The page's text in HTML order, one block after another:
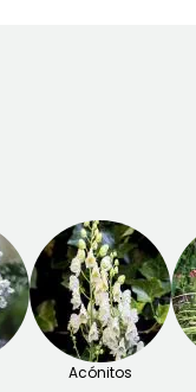
Acónitos